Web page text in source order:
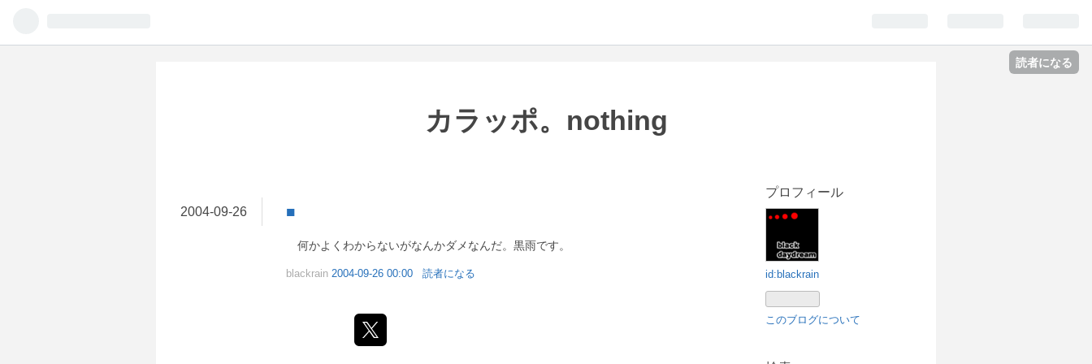
読者になる
カラッポ。nothing
2004-09-26 ■
何かよくわからないがなんかダメなんだ。黒雨です。
blackrain 2004-09-26 00:00 読者になる
プロフィール
id:blackrain
このブログについて